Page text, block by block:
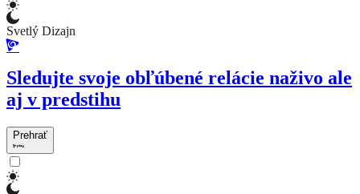
Svetlý Dizajn
Sledujte svoje obľúbené relácie naživo ale
aj v predstihu
Prehrať